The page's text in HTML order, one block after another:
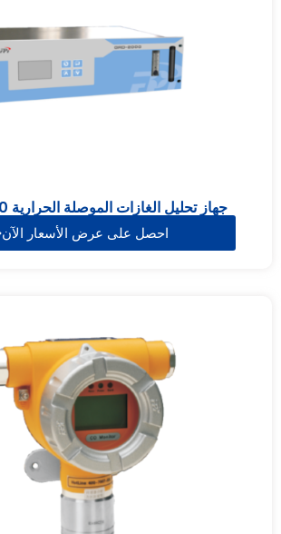
جهاز تحليل الغازات الموصلة الحرارية GRD-2000
احصل على عرض الأسعار الآن